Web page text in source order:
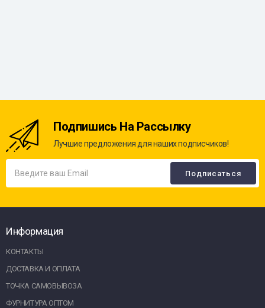
Подпишись На Рассылку
Лучшие предложения для наших подписчиков!
Информация
КОНТАКТЫ
ДОСТАВКА И ОПЛАТА
ТОЧКА САМОВЫВОЗА
ФУРНИТУРА ОПТОМ